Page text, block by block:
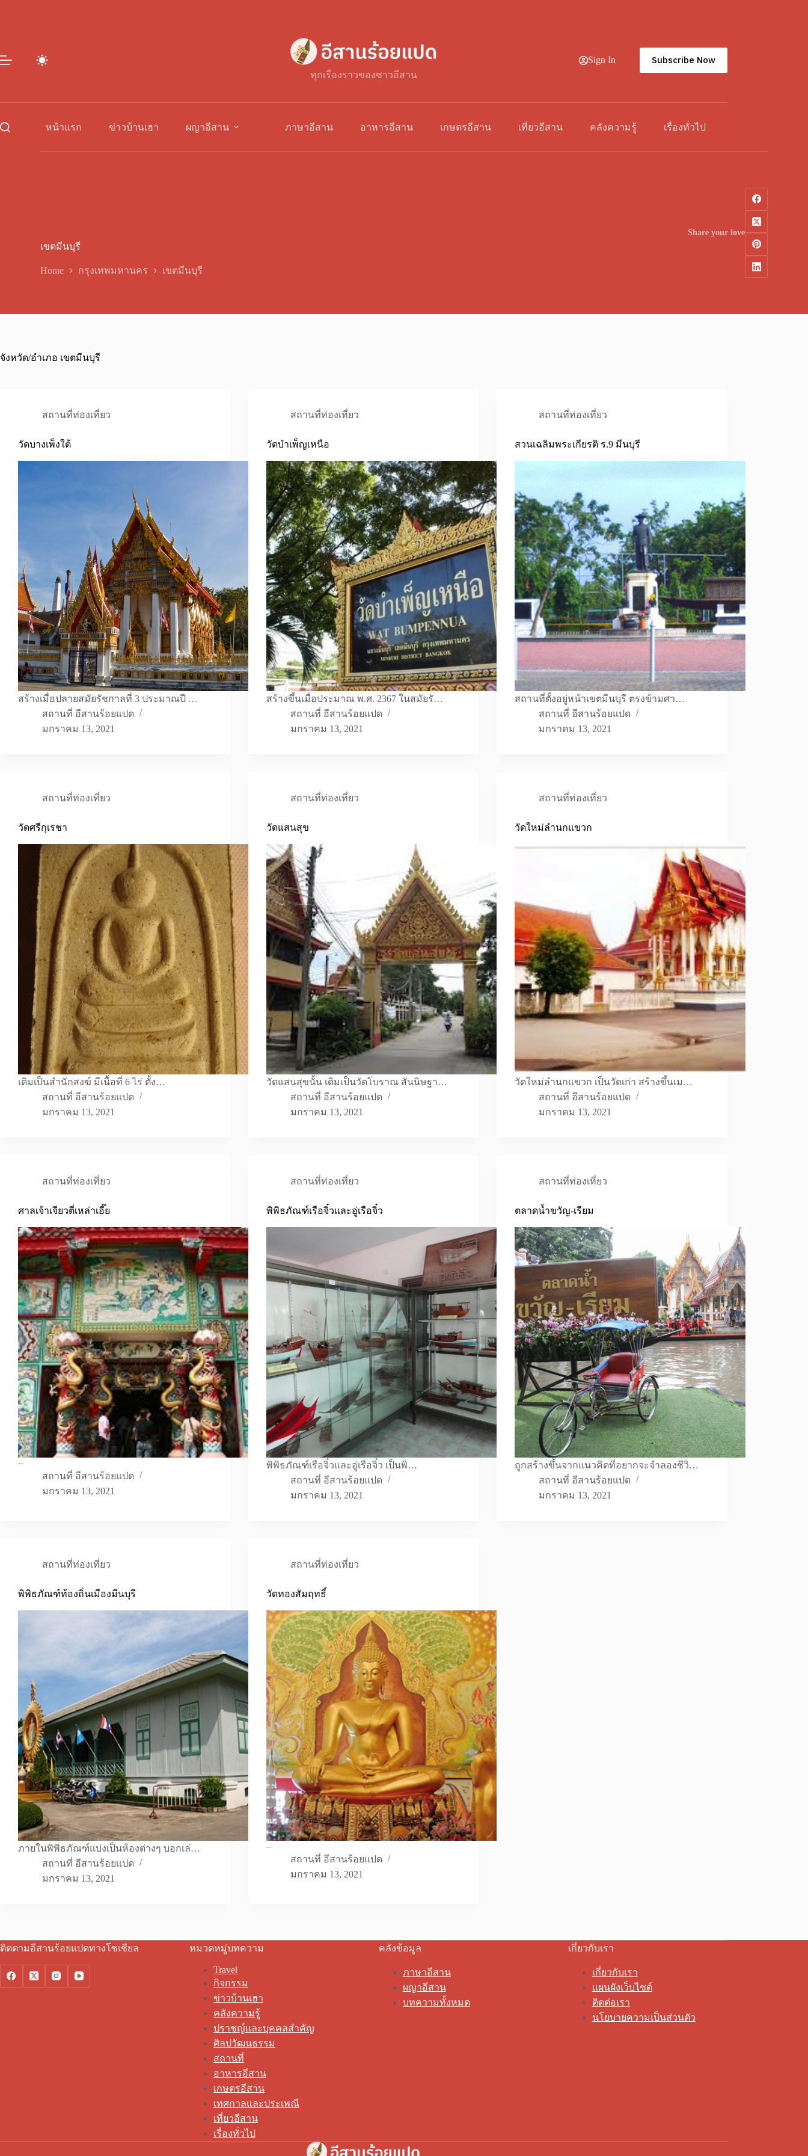
ทุกเรื่องราวของชาวอีสาน
Sign In Subscribe Now
หน้าแรก ข่าวบ้านเฮา ผญาอีสาน ภาษาอีสาน อาหารอีสาน เกษตรอีสาน เที่ยวอีสาน คลังความรู้ เรื่องทั่วไป
เขตมีนบุรี
Home กรุงเทพมหานคร เขตมีนบุรี
Share your love
จังหวัด/อำเภอ เขตมีนบุรี
สถานที่ท่องเที่ยว
วัดบางเพ็งใต้
สร้างเมื่อปลายสมัยรัชกาลที่ 3 ประมาณปี …
สถานที่ อีสานร้อยแปด
มกราคม 13, 2021
สถานที่ท่องเที่ยว
วัดบำเพ็ญเหนือ
สร้างขึ้นเมื่อประมาณ พ.ศ. 2367 ในสมัยรั…
สถานที่ อีสานร้อยแปด
มกราคม 13, 2021
สถานที่ท่องเที่ยว
สวนเฉลิมพระเกียรติ ร.9 มีนบุรี
สถานที่ตั้งอยู่หน้าเขตมีนบุรี ตรงข้ามศา…
สถานที่ อีสานร้อยแปด
มกราคม 13, 2021
สถานที่ท่องเที่ยว
วัดศรีกุเรชา
เดิมเป็นสำนักสงฆ์ มีเนื้อที่ 6 ไร่ ตั้ง…
สถานที่ อีสานร้อยแปด
มกราคม 13, 2021
สถานที่ท่องเที่ยว
วัดแสนสุข
วัดแสนสุขนั้น เดิมเป็นวัดโบราณ สันนิษฐา…
สถานที่ อีสานร้อยแปด
มกราคม 13, 2021
สถานที่ท่องเที่ยว
วัดใหม่ลำนกแขวก
วัดใหม่ลำนกแขวก เป็นวัดเก่า สร้างขึ้นเม…
สถานที่ อีสานร้อยแปด
มกราคม 13, 2021
สถานที่ท่องเที่ยว
ศาลเจ้าเจียวตี่เหล่าเอี๊ย
–
สถานที่ อีสานร้อยแปด
มกราคม 13, 2021
สถานที่ท่องเที่ยว
พิพิธภัณฑ์เรือจิ๋วและอู่เรือจิ๋ว
พิพิธภัณฑ์เรือจิ๋วและอู่เรือจิ๋ว เป็นพิ…
สถานที่ อีสานร้อยแปด
มกราคม 13, 2021
สถานที่ท่องเที่ยว
ตลาดน้ำขวัญ-เรียม
ถูกสร้างขึ้นจากแนวคิดที่อยากจะจำลองชีวิ…
สถานที่ อีสานร้อยแปด
มกราคม 13, 2021
สถานที่ท่องเที่ยว
พิพิธภัณฑ์ท้องถิ่นเมืองมีนบุรี
ภายในพิพิธภัณฑ์แบ่งเป็นห้องต่างๆ บอกเล่…
สถานที่ อีสานร้อยแปด
มกราคม 13, 2021
สถานที่ท่องเที่ยว
วัดทองสัมฤทธิ์
–
สถานที่ อีสานร้อยแปด
มกราคม 13, 2021
ติดตามอีสานร้อยแปดทางโซเชียล หมวดหมู่บทความ
Travel
กิจกรรม
ข่าวบ้านเฮา
คลังความรู้
ปราชญ์และบุคคลสำคัญ
ศิลปวัฒนธรรม
สถานที่
อาหารอีสาน
เกษตรอีสาน
เทศกาลและประเพณี
เที่ยวอีสาน
เรื่องทั่วไป
คลังข้อมูล
ภาษาอีสาน
ผญาอีสาน
บทความทั้งหมด
เกี่ยวกับเรา
เกี่ยวกับเรา
แผนผังเว็บไซต์
ติดต่อเรา
นโยบายความเป็นส่วนตัว